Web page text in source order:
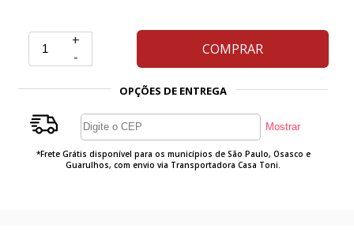
PROMOÇÃO+
-
COMPRAR
OPÇÕES DE ENTREGA
*Frete Grátis disponível para os municípios de São Paulo, Osasco e
Guarulhos, com envio via Transportadora Casa Toni.